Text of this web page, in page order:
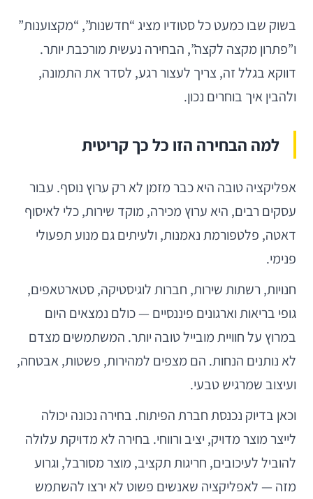
בשוק שבו כמעט כל סטודיו מציג “חדשנות”, “מקצוענות”
ו”פתרון מקצה לקצה”, הבחירה נעשית מורכבת יותר.
דווקא בגלל זה, צריך לעצור רגע, לסדר את התמונה,
ולהבין איך בוחרים נכון.
למה הבחירה הזו כל כך קריטית
אפליקציה טובה היא כבר מזמן לא רק ערוץ נוסף. עבור
עסקים רבים, היא ערוץ מכירה, מוקד שירות, כלי לאיסוף
דאטה, פלטפורמת נאמנות, ולעיתים גם מנוע תפעולי
פנימי.
חנויות, רשתות שירות, חברות לוגיסטיקה, סטארטאפים,
גופי בריאות וארגונים פיננסיים — כולם נמצאים היום
במרוץ על חוויית מובייל טובה יותר. המשתמשים מצדם
לא נותנים הנחות. הם מצפים למהירות, פשטות, אבטחה,
ועיצוב שמרגיש טבעי.
וכאן בדיוק נכנסת חברת הפיתוח. בחירה נכונה יכולה
לייצר מוצר מדויק, יציב ורווחי. בחירה לא מדויקת עלולה
להוביל לעיכובים, חריגות תקציב, מוצר מסורבל, וגרוע
מזה — לאפליקציה שאנשים פשוט לא ירצו להשתמש